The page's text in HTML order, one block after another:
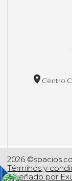
Centro
2026
Términos y
Diseñado por